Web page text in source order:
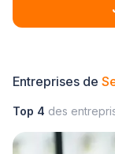
Entreprises de
Top 4 des